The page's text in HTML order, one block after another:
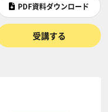
PDF資料ダウンロード
受講する